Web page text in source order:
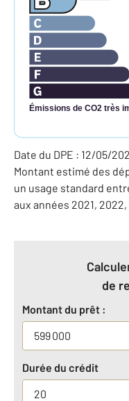
Émissions de CO2 très
Date du DPE : 12/05/
Montant estimé des
un usage standard
aux années 2021,
de
Montant du prêt :
Durée du crédit